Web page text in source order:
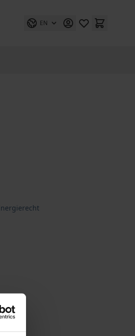
EN